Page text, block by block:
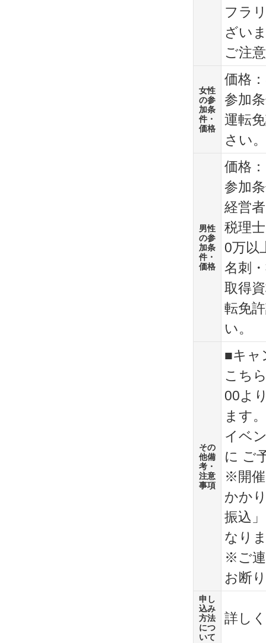
フラ
ざい
ご注
女性
の参
加条
件・
価格
価格
参加
運転
さい。
男性
の参
加条
件・
価格
価格
参加
経営
税理
0万以
名刺
取得
転免
い。
その
他備
考・
注意
事項
■キャ
こち
00よ
ます。
イベ
に ご
※開催
かか
振込
なり
※ご連
お断
申し
込み
方法
につ
いて
詳し